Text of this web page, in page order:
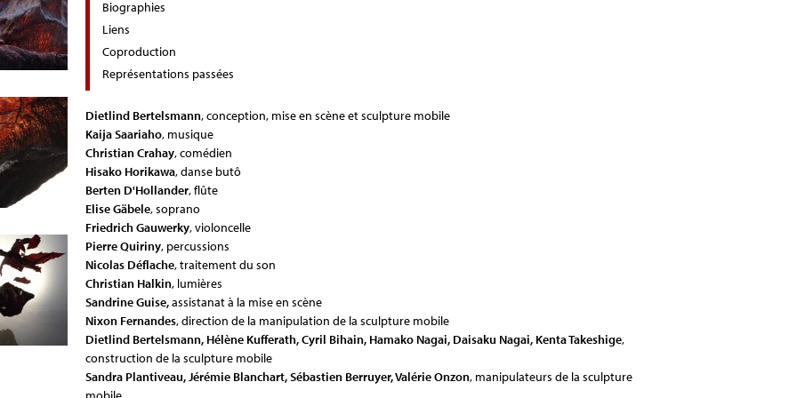
Biographies
Liens
Coproduction
Représentations passées
Dietlind Bertelsmann, conception, mise en scène et sculpture mobile
Kaija Saariaho, musique
Christian Crahay, comédien
Hisako Horikawa, danse butô
Berten D'Hollander, flûte
Elise Gäbele, soprano
Friedrich Gauwerky, violoncelle
Pierre Quiriny, percussions
Nicolas Déflache, traitement du son
Christian Halkin, lumières
Sandrine Guise,assistanat à la mise en scène
Nixon Fernandes, direction de la manipulation de la sculpture mobile
Dietlind Bertelsmann, Hélène Kufferath, Cyril Bihain, Hamako Nagai, Daisaku Nagai, Kenta Takeshige,
construction de la sculpture mobile
Sandra Plantiveau, Jérémie Blanchart, Sébastien Berruyer, Valérie Onzon, manipulateurs de la sculpture